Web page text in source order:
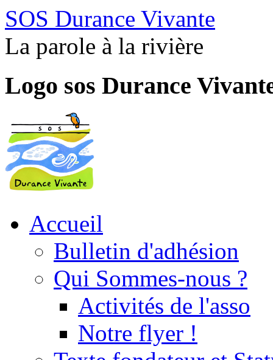
SOS Durance Vivante
La parole à la rivière
Logo sos Durance
Accueil
Bulletin d'adhésion
Qui Sommes-nous ?
Activités de l'asso
Notre flyer !